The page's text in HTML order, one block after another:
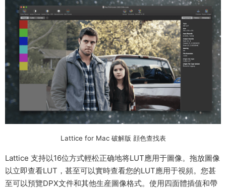
Lattice for Mac 破解版 顔色查找表
Lattice 支持以16位方式輕松正确地将LUT應用于圖像。拖放圖像
以立即查看LUT，甚至可以實時查看您的LUT應用于視頻。您甚
至可以預覽DPX文件和其他生産圖像格式。使用四面體插值和帶